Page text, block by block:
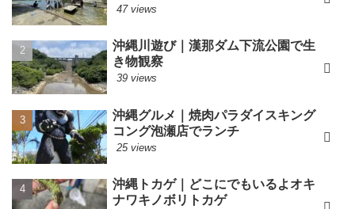
47 views
沖縄川遊び｜漢那ダム下流公園で生
き物観察
39 views
沖縄グルメ｜焼肉パラダイスキング
コング泡瀬店でランチ
25 views
沖縄トカゲ｜どこにでもいるよオキ
ナワキノボリトカゲ